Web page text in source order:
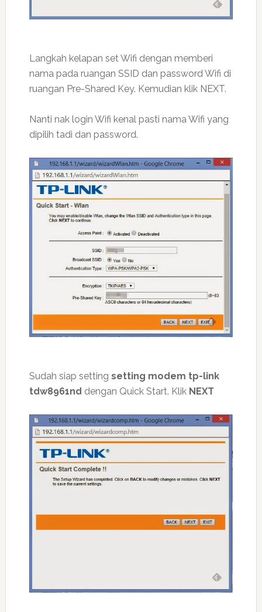
Langkah kelapan set Wifi dengan memberi
nama pada ruangan SSID dan password Wifi di
ruangan Pre-Shared Key. Kemudian klik NEXT.
Nanti nak login Wifi kenal pasti nama Wifi yang
dipilih tadi dan password.
Sudah siap setting setting modem tp-link
tdw8961nd dengan Quick Start. Klik NEXT